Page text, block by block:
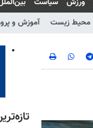
محیط زیست آموزش و
ورزش سیاست